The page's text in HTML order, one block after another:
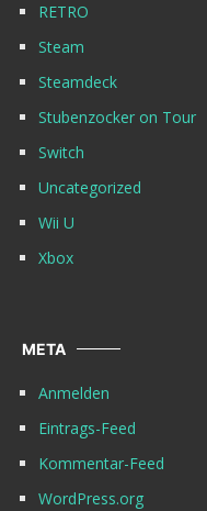
RETRO
Steam
Steamdeck
Stubenzocker on Tour
Switch
Uncategorized
Wii U
Xbox
META
Anmelden
Eintrags-Feed
Kommentar-Feed
WordPress.org